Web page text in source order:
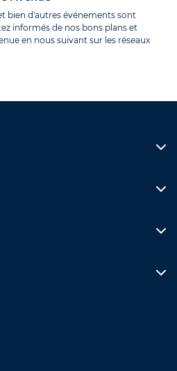
bien d'autres événements sont
informés de nos bons plans et
en nous suivant sur les réseaux